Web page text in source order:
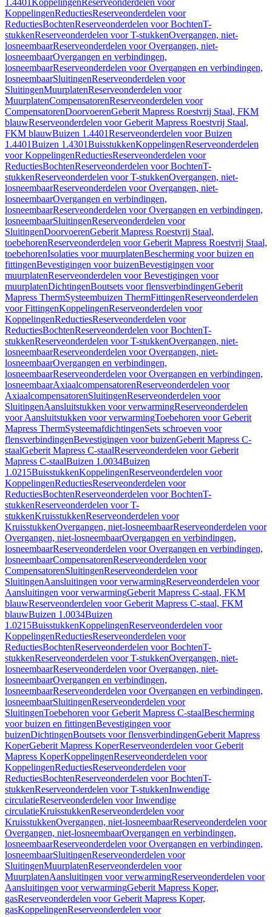
1.4401KoppelingenReserveonderdelen voor
KoppelingenReductiesReserveonderdelen voor
ReductiesBochtenReserveonderdelen voor BochtenT-
stukkenReserveonderdelen voor T-stukkenOvergangen, niet-
losneembaarReserveonderdelen voor Overgangen, niet-
losneembaarOvergangen en verbindingen,
losneembaarReserveonderdelen voor Overgangen en verbindingen,
losneembaarSluitingenReserveonderdelen voor
SluitingenMuurplatenReserveonderdelen voor
MuurplatenCompensatorenReserveonderdelen voor
CompensatorenDoorvoerenGeberit Mapress Roestvrij Staal, FKM
blauwReserveonderdelen voor Geberit Mapress Roestvrij Staal,
FKM blauwBuizen 1.4401Reserveonderdelen voor Buizen
1.4401Buizen 1.4301BuisstukkenKoppelingenReserveonderdelen
voor KoppelingenReductiesReserveonderdelen voor
ReductiesBochtenReserveonderdelen voor BochtenT-
stukkenReserveonderdelen voor T-stukkenOvergangen, niet-
losneembaarReserveonderdelen voor Overgangen, niet-
losneembaarOvergangen en verbindingen,
losneembaarReserveonderdelen voor Overgangen en verbindingen,
losneembaarSluitingenReserveonderdelen voor
SluitingenDoorvoerenGeberit Mapress Roestvrij Staal,
toebehorenReserveonderdelen voor Geberit Mapress Roestvrij Staal,
toebehorenIsolaties voor muurplatenBescherming voor buizen en
fittingenBevestigingen voor buizenBevestigingen voor
muurplatenReserveonderdelen voor Bevestigingen voor
muurplatenDichtingenBoutsets voor flensverbindingenGeberit
Mapress ThermSysteembuizen ThermFittingenReserveonderdelen
voor FittingenKoppelingenReserveonderdelen voor
KoppelingenReductiesReserveonderdelen voor
ReductiesBochtenReserveonderdelen voor BochtenT-
stukkenReserveonderdelen voor T-stukkenOvergangen, niet-
losneembaarReserveonderdelen voor Overgangen, niet-
losneembaarOvergangen en verbindingen,
losneembaarReserveonderdelen voor Overgangen en verbindingen,
losneembaarAxiaalcompensatorenReserveonderdelen voor
AxiaalcompensatorenSluitingenReserveonderdelen voor
SluitingenAansluitstukken voor verwarmingReserveonderdelen
voor Aansluitstukken voor verwarmingToebehoren voor Geberit
Mapress ThermSysteemafdichtingenSets schroeven voor
flensverbindingenBevestigingen voor buizenGeberit Mapress C-
staalGeberit Mapress C-staalReserveonderdelen voor Geberit
Mapress C-staalBuizen 1.0034Buizen
1.0215BuisstukkenKoppelingenReserveonderdelen voor
KoppelingenReductiesReserveonderdelen voor
ReductiesBochtenReserveonderdelen voor BochtenT-
stukkenReserveonderdelen voor T-
stukkenKruisstukkenReserveonderdelen voor
KruisstukkenOvergangen, niet-losneembaarReserveonderdelen voor
Overgangen, niet-losneembaarOvergangen en verbindingen,
losneembaarReserveonderdelen voor Overgangen en verbindingen,
losneembaarCompensatorenReserveonderdelen voor
CompensatorenSluitingenReserveonderdelen voor
SluitingenAansluitingen voor verwarmingReserveonderdelen voor
Aansluitingen voor verwarmingGeberit Mapress C-staal, FKM
blauwReserveonderdelen voor Geberit Mapress C-staal, FKM
blauwBuizen 1.0034Buizen
1.0215BuisstukkenKoppelingenReserveonderdelen voor
KoppelingenReductiesReserveonderdelen voor
ReductiesBochtenReserveonderdelen voor BochtenT-
stukkenReserveonderdelen voor T-stukkenOvergangen, niet-
losneembaarReserveonderdelen voor Overgangen, niet-
losneembaarOvergangen en verbindingen,
losneembaarReserveonderdelen voor Overgangen en verbindingen,
losneembaarSluitingenReserveonderdelen voor
SluitingenToebehoren voor Geberit Mapress C-staalBescherming
voor buizen en fittingenBevestigingen voor
buizenDichtingenBoutsets voor flensverbindingenGeberit Mapress
KoperGeberit Mapress KoperReserveonderdelen voor Geberit
Mapress KoperKoppelingenReserveonderdelen voor
KoppelingenReductiesReserveonderdelen voor
ReductiesBochtenReserveonderdelen voor BochtenT-
stukkenReserveonderdelen voor T-stukkenInwendige
circulatieReserveonderdelen voor Inwendige
circulatieKruisstukkenReserveonderdelen voor
KruisstukkenOvergangen, niet-losneembaarReserveonderdelen voor
Overgangen, niet-losneembaarOvergangen en verbindingen,
losneembaarReserveonderdelen voor Overgangen en verbindingen,
losneembaarSluitingenReserveonderdelen voor
SluitingenMuurplatenReserveonderdelen voor
MuurplatenAansluitingen voor verwarmingReserveonderdelen voor
Aansluitingen voor verwarmingGeberit Mapress Koper,
gasReserveonderdelen voor Geberit Mapress Koper,
gasKoppelingenReserveonderdelen voor